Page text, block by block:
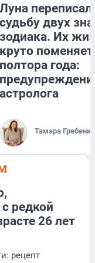
Луна
судьбу двух
зодиака. Их
круто
полтора года:
астролога
Тамара
редкой
26 лет
рецепт